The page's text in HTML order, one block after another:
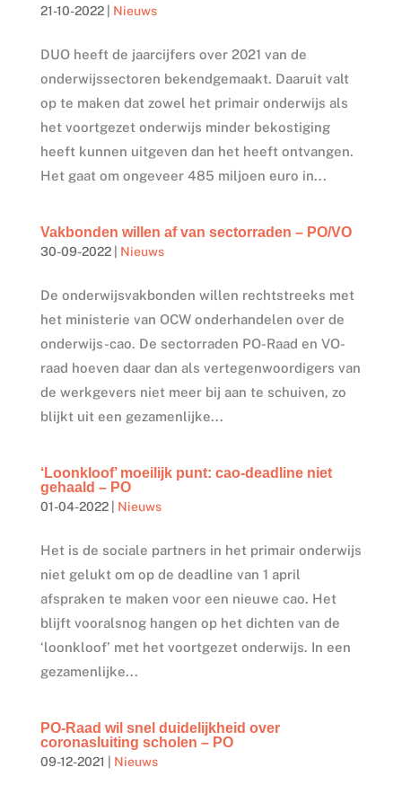
21-10-2022| Nieuws
DUO heeft de jaarcijfers over 2021 van de
onderwijssectoren bekendgemaakt. Daaruit valt
op te maken dat zowel het primair onderwijs als
het voortgezet onderwijs minder bekostiging
heeft kunnen uitgeven dan het heeft ontvangen.
Het gaat om ongeveer 485 miljoen euro in...
Vakbonden willen af van sectorraden – PO/VO
30-09-2022| Nieuws
De onderwijsvakbonden willen rechtstreeks met
het ministerie van OCW onderhandelen over de
onderwijs-cao. De sectorraden PO-Raad en VO-
raad hoeven daar dan als vertegenwoordigers van
de werkgevers niet meer bij aan te schuiven, zo
blijkt uit een gezamenlijke...
‘Loonkloof’ moeilijk punt: cao-deadline niet
gehaald – PO
01-04-2022| Nieuws
Het is de sociale partners in het primair onderwijs
niet gelukt om op de deadline van 1 april
afspraken te maken voor een nieuwe cao. Het
blijft vooralsnog hangen op het dichten van de
‘loonkloof’ met het voortgezet onderwijs. In een
gezamenlijke...
PO-Raad wil snel duidelijkheid over
coronasluiting scholen – PO
09-12-2021 Nieuws